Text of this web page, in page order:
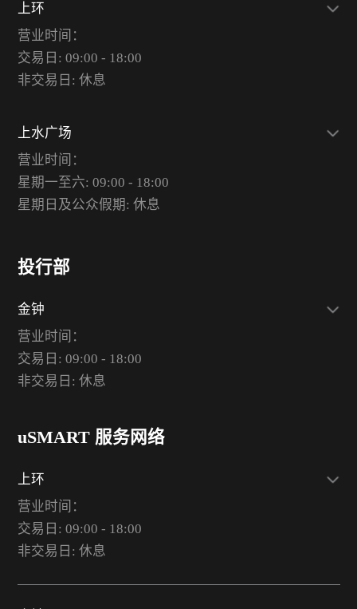
上环
营业时间：
交易日: 09:00 - 18:00
非交易日: 休息
上水广场
营业时间：
星期一至六: 09:00 - 18:00
星期日及公众假期: 休息
投行部
金钟
营业时间：
交易日: 09:00 - 18:00
非交易日: 休息
uSMART 服务网络
上环
营业时间：
交易日: 09:00 - 18:00
非交易日: 休息